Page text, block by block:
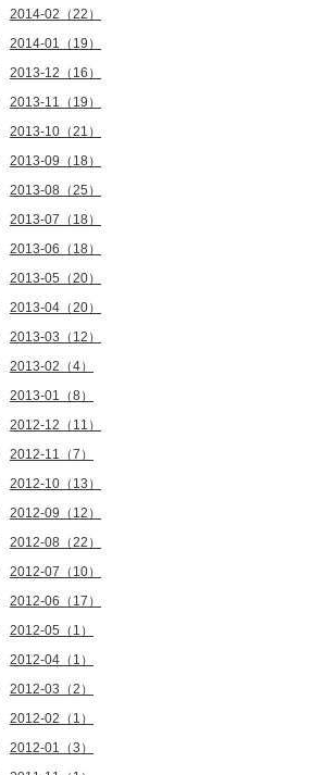
2014-02（22）
2014-01（19）
2013-12（16）
2013-11（19）
2013-10（21）
2013-09（18）
2013-08（25）
2013-07（18）
2013-06（18）
2013-05（20）
2013-04（20）
2013-03（12）
2013-02（4）
2013-01（8）
2012-12（11）
2012-11（7）
2012-10（13）
2012-09（12）
2012-08（22）
2012-07（10）
2012-06（17）
2012-05（1）
2012-04（1）
2012-03（2）
2012-02（1）
2012-01（3）